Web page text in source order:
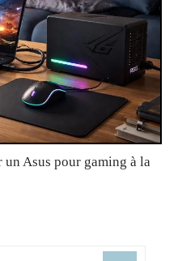
un Asus pour gaming à la